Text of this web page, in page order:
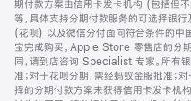
期付款方案由信用卡发卡机构 (包括但不
等，具体支持分期付款服务的可选择银
(花呗) 以及微信分付面向符合条件的中
宝完成购买。Apple Store 零售店的分
同，请到店咨询 Specialist 专家。所有
准；对于花呗分期，需经蚂蚁金服批准；
择的分期付款方案未获得信用卡发卡机